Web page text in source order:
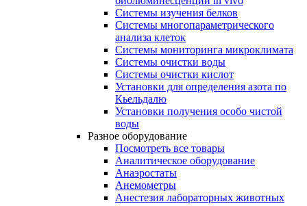
Системы изучения белков
Системы многопараметрического
анализа клеток
Системы мониторинга микроклимата
Системы очистки воды
Системы очистки кислот
Установки для определения азота по
Кьельдалю
Установки получения особо чистой
воды
Разное оборудование
Посмотреть все товары
Аналитическое оборудование
Анаэростаты
Анемометры
Анестезия лабораторных животных